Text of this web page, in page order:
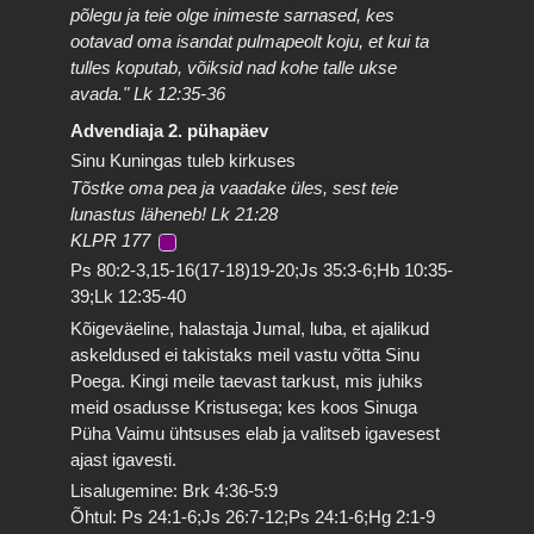
põlegu ja teie olge inimeste sarnased, kes
ootavad oma isandat pulmapeolt koju, et kui ta
tulles koputab, võiksid nad kohe talle ukse
avada." Lk 12:35-36
Advendiaja 2. pühapäev
Sinu Kuningas tuleb kirkuses
Tõstke oma pea ja vaadake üles, sest teie
lunastus läheneb! Lk 21:28
KLPR 177
Ps 80:2-3,15-16(17-18)19-20;Js 35:3-6;Hb 10:35-
39;Lk 12:35-40
Kõigeväeline, halastaja Jumal, luba, et ajalikud
askeldused ei takistaks meil vastu võtta Sinu
Poega. Kingi meile taevast tarkust, mis juhiks
meid osadusse Kristusega; kes koos Sinuga
Püha Vaimu ühtsuses elab ja valitseb igavesest
ajast igavesti.
Lisalugemine: Brk 4:36-5:9
Õhtul: Ps 24:1-6;Js 26:7-12;Ps 24:1-6;Hg 2:1-9